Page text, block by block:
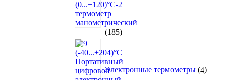
185185
Электронные термометры 4